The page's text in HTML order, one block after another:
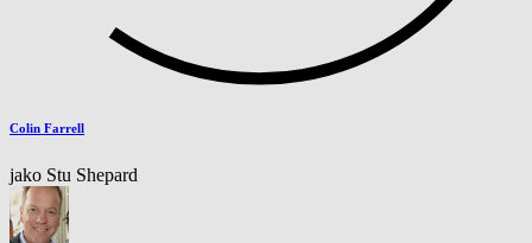
Colin Farrell
jako Stu Shepard